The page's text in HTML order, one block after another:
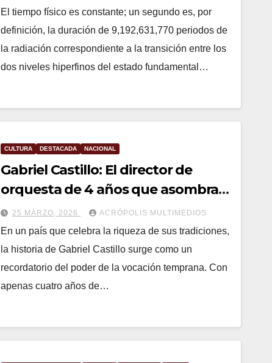
El tiempo físico es constante; un segundo es, por
definición, la duración de 9,192,631,770 periodos de
la radiación correspondiente a la transición entre los
dos niveles hiperfinos del estado fundamental…
CULTURA DESTACADA NACIONAL
Gabriel Castillo: El director de
orquesta de 4 años que asombra a
Puebla.
25 MARZO, 2026 ACRÓPOLIS MULTIMEDIOS
En un país que celebra la riqueza de sus tradiciones,
la historia de Gabriel Castillo surge como un
recordatorio del poder de la vocación temprana. Con
apenas cuatro años de…